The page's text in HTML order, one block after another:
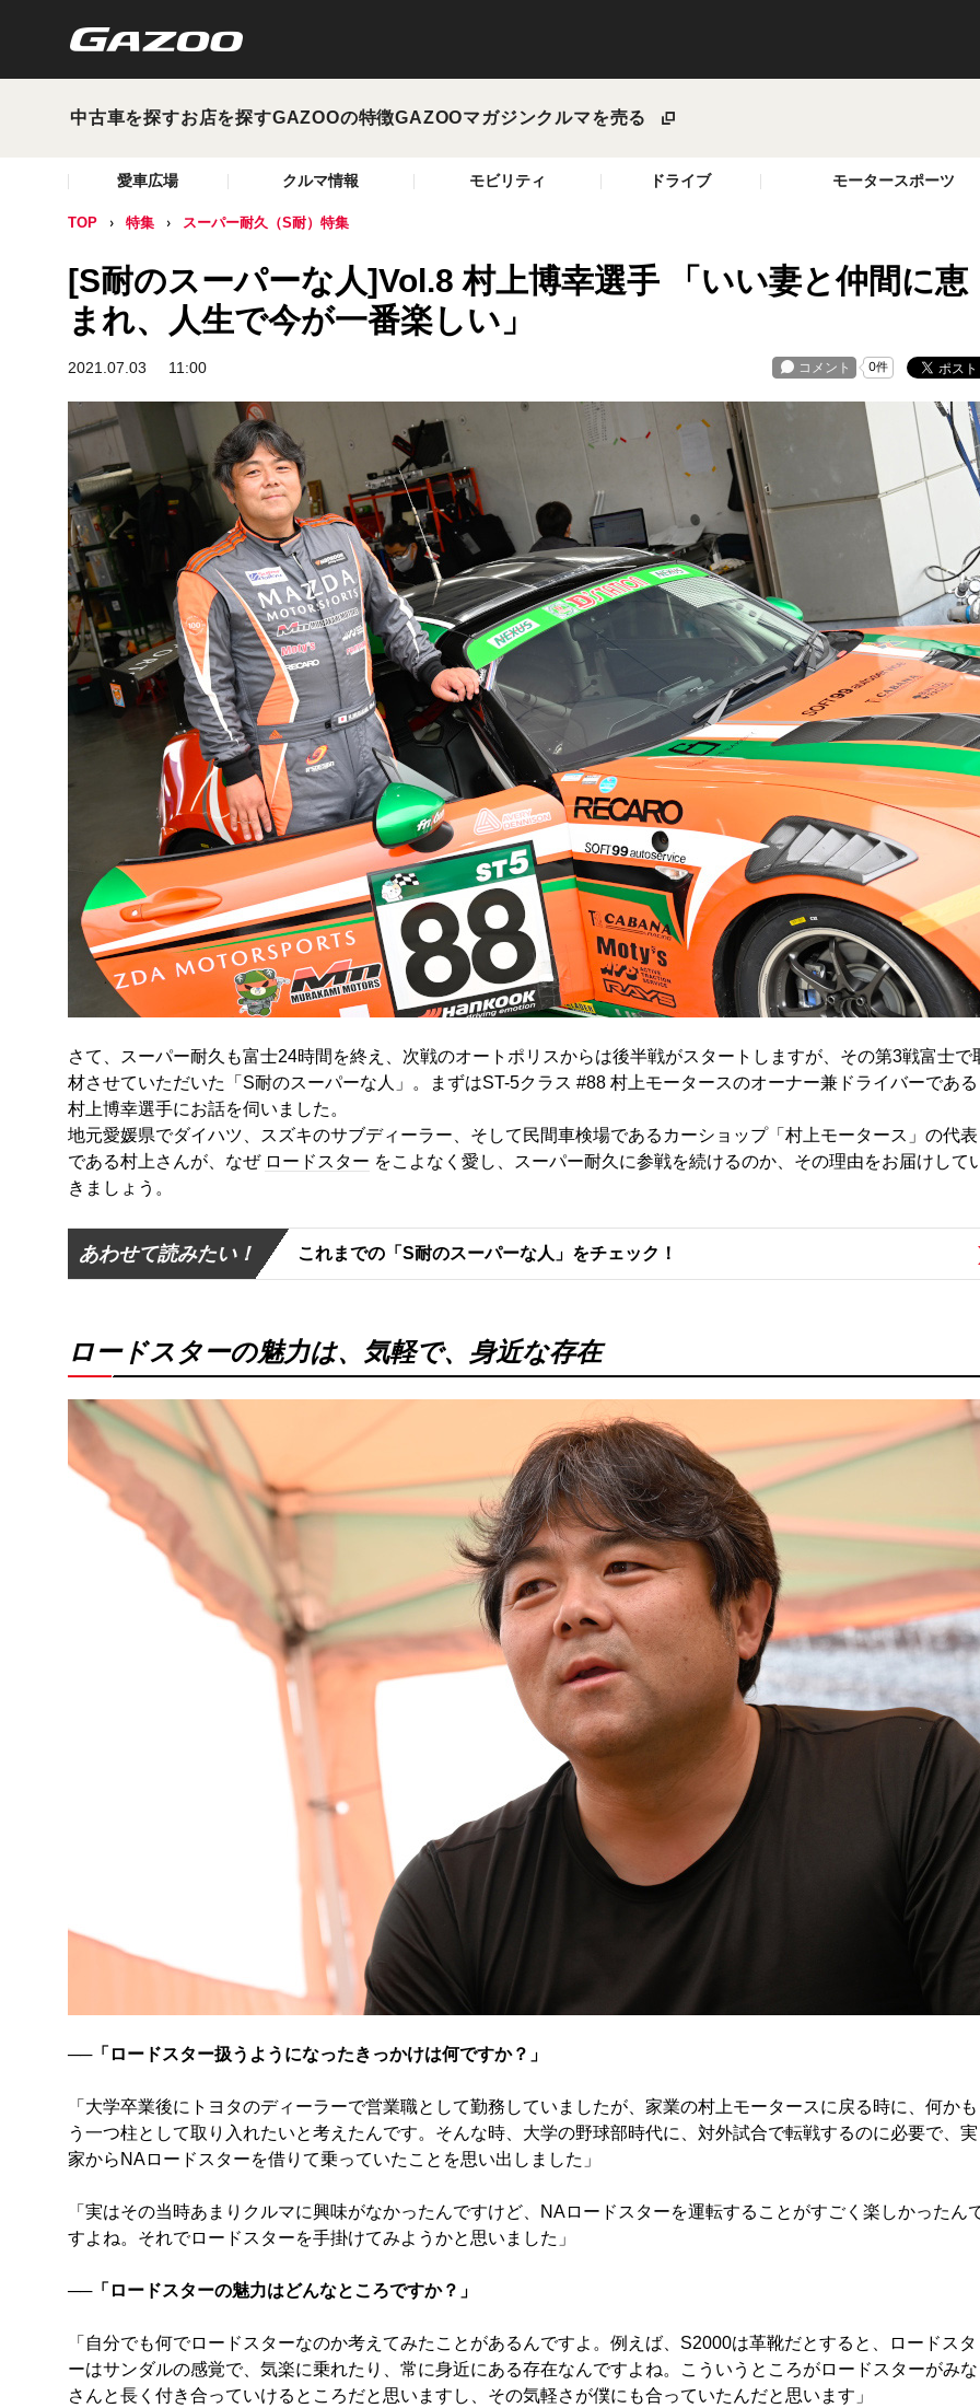
中古車を探すお店を探すGAZOOの特徴GAZOOマガジンクルマを売る
愛車広場 クルマ情報 モビリティ ドライブ モータースポーツ
TOP 特集 スーパー耐久（S耐）特集
[S耐のスーパーな人]Vol.8 村上博幸選手 「いい妻と仲間に恵
まれ、人生で今が一番楽しい」
2021.07.03 11:00
さて、スーパー耐久も富士24時間を終え、次戦のオートポリスからは後半戦がスタートしますが、その第3戦富士で
材させていただいた「S耐のスーパーな人」。まずはST-5クラス #88 村上モータースのオーナー兼ドライバーである
村上博幸選手にお話を伺いました。
地元愛媛県でダイハツ、スズキのサブディーラー、そして民間車検場であるカーショップ「村上モータース」の代表
である村上さんが、なぜ ロードスター をこよなく愛し、スーパー耐久に参戦を続けるのか、その理由をお届けして
きましょう。
あわせて読みたい！ これまでの「S耐のスーパーな人」をチェック！
ロードスターの魅力は、気軽で、身近な存在
──「ロードスター扱うようになったきっかけは何ですか？」
「大学卒業後にトヨタのディーラーで営業職として勤務していましたが、家業の村上モータースに戻る時に、何かも
う一つ柱として取り入れたいと考えたんです。そんな時、大学の野球部時代に、対外試合で転戦するのに必要で、実
家からNAロードスターを借りて乗っていたことを思い出しました」
「実はその当時あまりクルマに興味がなかったんですけど、NAロードスターを運転することがすごく楽しかったん
すよね。それでロードスターを手掛けてみようかと思いました」
──「ロードスターの魅力はどんなところですか？」
「自分でも何でロードスターなのか考えてみたことがあるんですよ。例えば、S2000は革靴だとすると、ロードスタ
ーはサンダルの感覚で、気楽に乗れたり、常に身近にある存在なんですよね。こういうところがロードスターがみな
さんと長く付き合っていけるところだと思いますし、その気軽さが僕にも合っていたんだと思います」